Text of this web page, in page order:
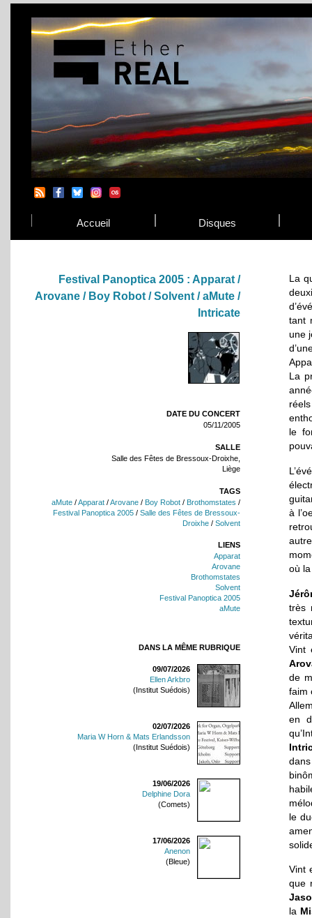
Accueil Disques
Festival Panoptica 2005 : Apparat /
Arovane / Boy Robot / Solvent / aMute /
Intricate
DATE DU CONCERT
05/11/2005
SALLE
Salle des Fêtes de Bressoux-Droixhe,
Liège
TAGS
aMute /Apparat /Arovane / Boy Robot / Brothomstates /
Festival Panoptica 2005 / Salle des Fêtes de Bressoux-
Droixhe / Solvent
LIENS
Apparat
Arovane
Brothomstates
Solvent
Festival Panoptica 2005
aMute
DANS LA MÊME RUBRIQUE
09/07/2026
Ellen Arkbro
(Institut Suédois)
02/07/2026
Maria W Horn & Mats Erlandsson
(Institut Suédois)
19/06/2026
Delphine Dora
(Comets)
17/06/2026
Anenon
(Bleue)
La
tant
une
La
le
à
où
très
Vint
de
faim
en
le
Vint
que
la